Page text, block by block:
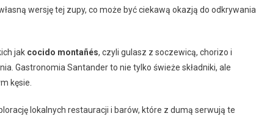
wersję tej zupy, co może być ciekawą okazją do odkrywania
jak cocido montañés, czyli gulasz z soczewicą, chorizo i
Gastronomia Santander to nie tylko świeże składniki, ale
kęsie.
lokalnych restauracji i barów, które z dumą serwują te